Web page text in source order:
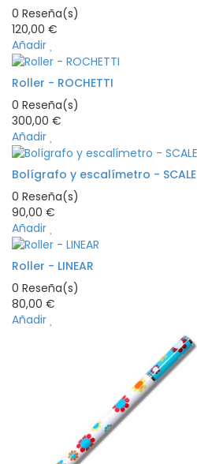
0 Reseña(s)
120,00 €
Añadir
Roller - ROCHETTI
0 Reseña(s)
300,00 €
Añadir
Bolígrafo y escalímetro - SCALE
0 Reseña(s)
90,00 €
Añadir
Roller - LINEAR
0 Reseña(s)
80,00 €
Añadir